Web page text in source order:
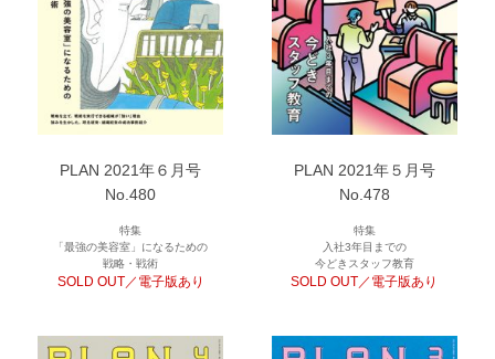
PLAN 2021年６月号
No.480
特集
「最強の美容室」になるための
戦略・戦術
SOLD OUT／電子版あり
PLAN 2021年５月号
No.478
特集
入社3年目までの
今どきスタッフ教育
SOLD OUT／電子版あり